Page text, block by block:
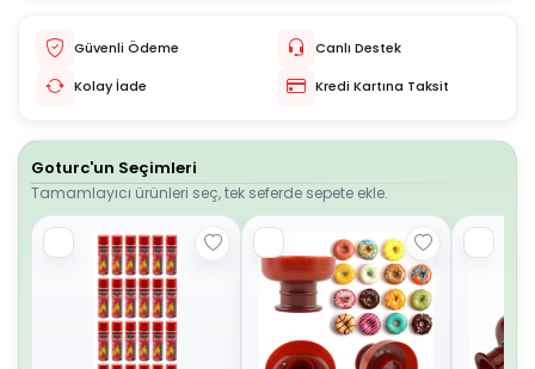
Güvenli Ödeme
Canlı Destek
Kolay İade
Kredi Kartına Taksit
Goturc'un Seçimleri
Tamamlayıcı ürünleri seç, tek seferde sepete ekle.